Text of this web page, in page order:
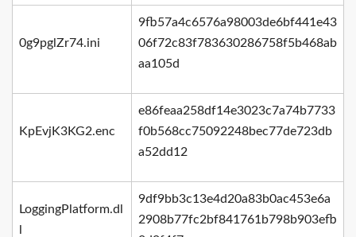
0g9pglZr74.ini
9fb57a4c6576a98003de6bf441e43
06f72c83f783630286758f5b468ab
aa105d
KpEvjK3KG2.enc
e86feaa258df14e3023c7a74b7733
f0b568cc75092248bec77de723db
a52dd12
LoggingPlatform.dl
9df9bb3c13e4d20a83b0ac453e6a
2908b77fc2bf841761b798b903efb